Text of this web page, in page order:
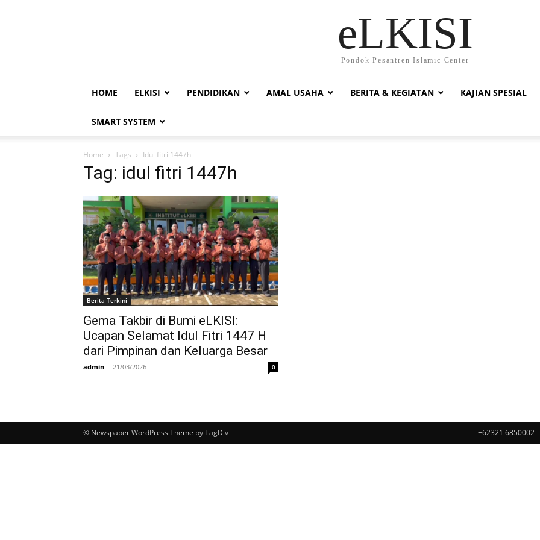
eLKISI
Pondok Pesantren Islamic Center
HOME ELKISI PENDIDIKAN AMAL USAHA BERITA & KEGIATAN KAJIAN SPESIAL
SMART SYSTEM
Home Tags Idul fitri 1447h
Tag: idul fitri 1447h
Berita Terkini
Gema Takbir di Bumi eLKISI:
Ucapan Selamat Idul Fitri 1447 H
dari Pimpinan dan Keluarga Besar
admin - 21/03/2026 0
+62321 6850002
© Newspaper WordPress Theme by TagDiv